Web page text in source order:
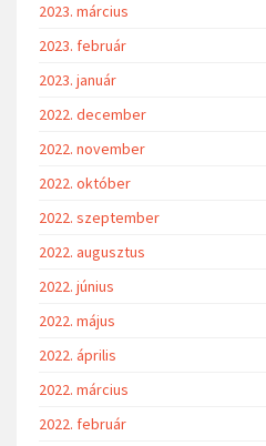
2023. március
2023. február
2023. január
2022. december
2022. november
2022. október
2022. szeptember
2022. augusztus
2022. június
2022. május
2022. április
2022. március
2022. február